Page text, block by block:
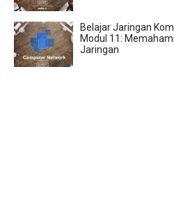
Belajar Jaringan
Modul 11:
Jaringan